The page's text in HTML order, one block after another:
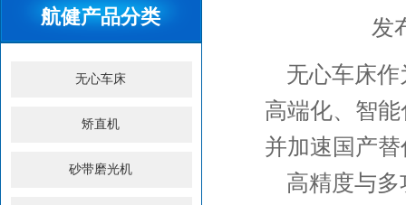
航健产品分类
无心车床
矫直机
砂带磨光机
无心车床XF-WXC30B
发
无心车床
高端化、智
并加速‌国产
高精度与